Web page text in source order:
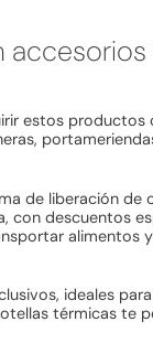
estos
de liberación
con descuentos
alimentos
ideales
térmicas te